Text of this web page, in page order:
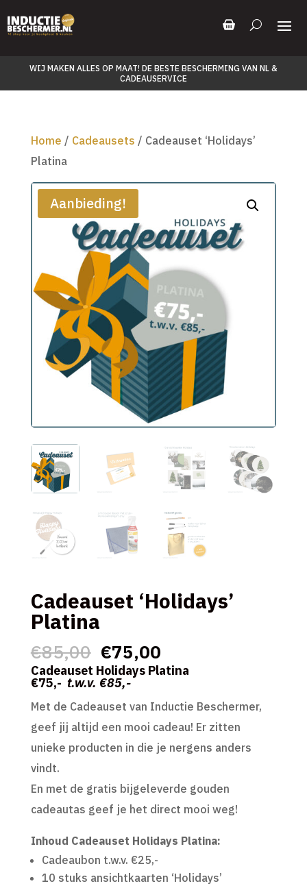
WIJ MAKEN ALLES OP MAAT! DE BESTE BESCHERMING VAN NL &
CADEAUSERVICE
Home / Cadeausets / Cadeauset ‘Holidays’
Platina
Aanbieding!
Cadeauset ‘Holidays’
Platina
€85,00 Oorspronkelijke
prijs
was:
€85,00.
€75,00Huidige
prijs
€75,00.
Cadeauset Holidays Platina
€75,- t.w.v. €85,-
Met de Cadeauset van Inductie Beschermer,
geef jij altijd een mooi cadeau! Er zitten
unieke producten in die je nergens anders
vindt.
En met de gratis bijgeleverde gouden
cadeautas geef je het direct mooi weg!
Inhoud Cadeauset Holidays Platina:
Cadeaubon t.w.v. €25,-
10 stuks ansichtkaarten ‘Holidays’